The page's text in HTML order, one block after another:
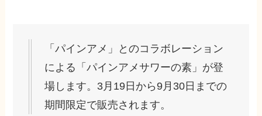
「パインアメ」とのコラボレーション
による「パインアメサワーの素」が登
場します。3月19日から9月30日までの
期間限定で販売されます。